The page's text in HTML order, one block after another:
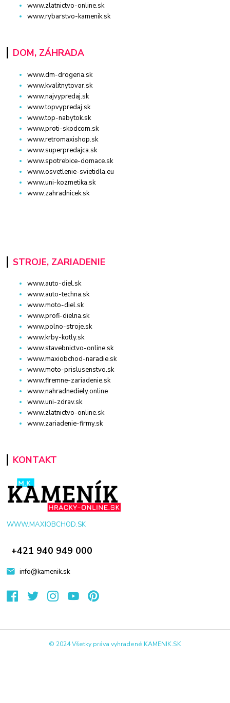
www.zlatnictvo-online.sk
www.rybarstvo-kamenik.sk
DOM, ZÁHRADA
www.dm-drogeria.sk
www.kvalitnytovar.sk
www.najvypredaj.sk
www.topvypredaj.sk
www.top-nabytok.sk
www.proti-skodcom.sk
www.retromaxishop.sk
www.superpredajca.sk
www.spotrebice-domace.sk
www.osvetlenie-svietidla.eu
www.uni-kozmetika.sk
www.zahradnicek.sk
STROJE, ZARIADENIE
www.auto-diel.sk
www.auto-techna.sk
www.moto-diel.sk
www.profi-dielna.sk
www.polno-stroje.sk
www.krby-kotly.sk
www.stavebnictvo-online.sk
www.maxiobchod-naradie.sk
www.moto-prislusenstvo.sk
www.firemne-zariadenie.sk
www.nahradnediely.online
www.uni-zdrav.sk
www.zlatnictvo-online.sk
www.zariadenie-firmy.sk
KONTAKT
WWW.MAXIOBCHOD.SK
+421 940 949 000
info@kamenik.sk
© 2024 Všetky práva vyhradené KAMENIK.SK